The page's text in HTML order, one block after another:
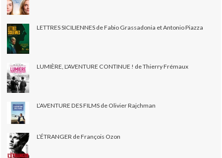
LETTRES SICILIENNES de Fabio Grassadonia et Antonio Piazza
LUMIÈRE, L'AVENTURE CONTINUE ! de Thierry Frémaux
L’AVENTURE DES FILMS de Olivier Rajchman
L’ÉTRANGER de François Ozon